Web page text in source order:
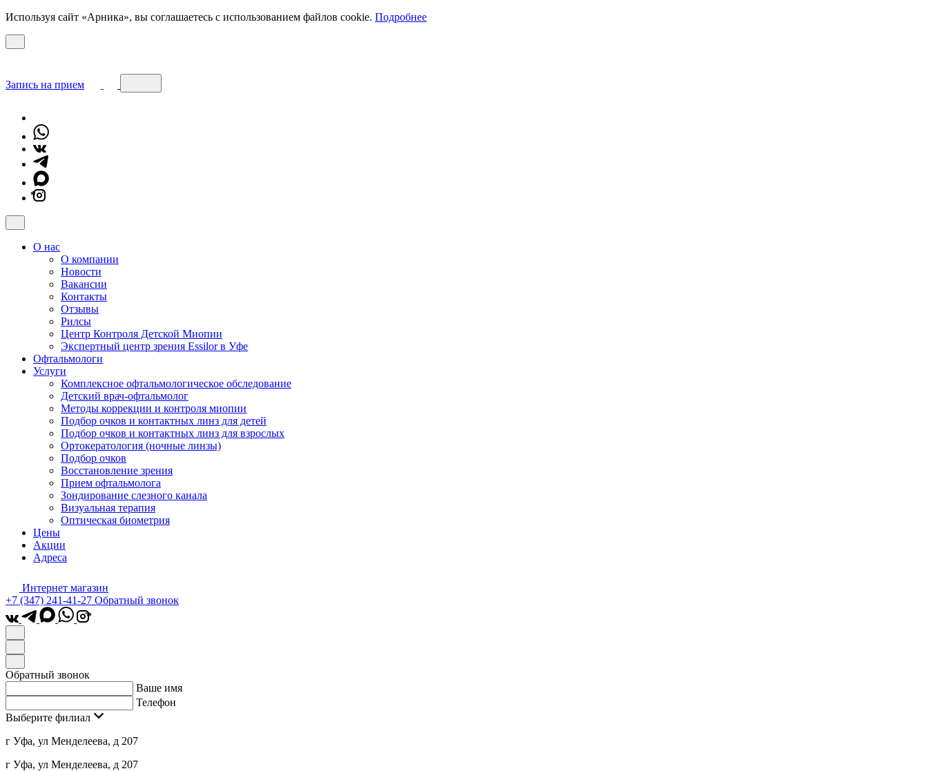
Используя сайт «Арника», вы соглашаетесь с использованием файлов cookie. Подробнее
Запись на прием
*
О нас
О компании
Новости
Вакансии
Контакты
Отзывы
Рилсы
Центр Контроля Детской Миопии
Экспертный центр зрения Essilor в Уфе
Офтальмологи
Услуги
Комплексное офтальмологическое обследование
Детский врач-офтальмолог
Методы коррекции и контроля миопии
Подбор очков и контактных линз для детей
Подбор очков и контактных линз для взрослых
Ортокератология (ночные линзы)
Подбор очков
Восстановление зрения
Прием офтальмолога
Зондирование слезного канала
Визуальная терапия
Оптическая биометрия
Цены
Акции
Адреса
Интернет магазин
+7 (347) 241-41-27 Обратный звонок
*
Обратный звонок
Ваше имя
Телефон
Выберите филиал
г Уфа, ул Менделеева, д 207
г Уфа, ул Менделеева, д 207